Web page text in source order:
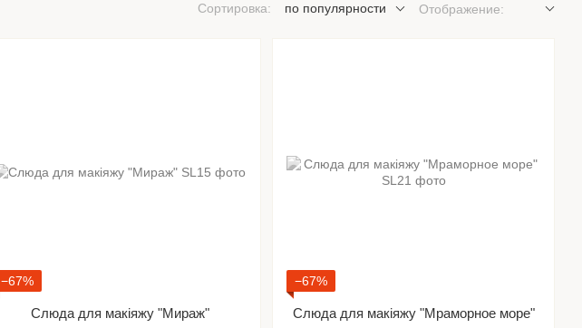
Сортировка: по популярности Отображение:
−67%
Слюда для макіяжу "Мираж"
−67%
Слюда для макіяжу "Мраморное море"